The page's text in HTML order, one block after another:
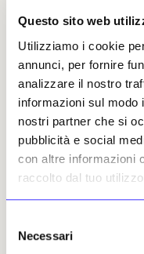
Questo sito web
Utilizziamo i cookie
annunci, per fornire
analizzare il nostro
informazioni sul
nostri partner che si
pubblicità e social
con altre informazioni
raccolto dal tuo
delNecessari
NEWS ARCHEOLOGIA
L’appello delle
siriane ai giovani
dalla guerra per il
e la rinascita del
Le innumerevoli
relazioni della nuova
sembrano avere buone
prospettive anche se la
ricostruzione sarà lunga.
L’invito del ministro della